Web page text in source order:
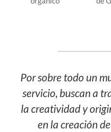
Por sobre todo un
servicio, buscan a
la creatividad y
en la creación